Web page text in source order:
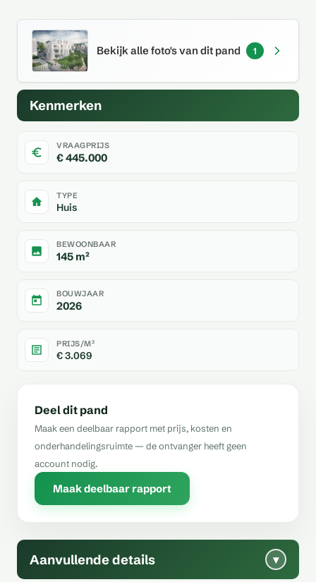
Bekijk alle foto's van dit pand 1
Kenmerken
VRAAGPRIJS
€ 445.000
TYPE
Huis
BEWOONBAAR
145 m²
BOUWJAAR
2026
PRIJS/M²
€ 3.069
Deel dit pand
Maak een deelbaar rapport met prijs, kosten en
onderhandelingsruimte — de ontvanger heeft geen
account nodig.
Maak deelbaar rapport
Aanvullende details ▾